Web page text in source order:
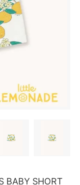
BABY SHORT